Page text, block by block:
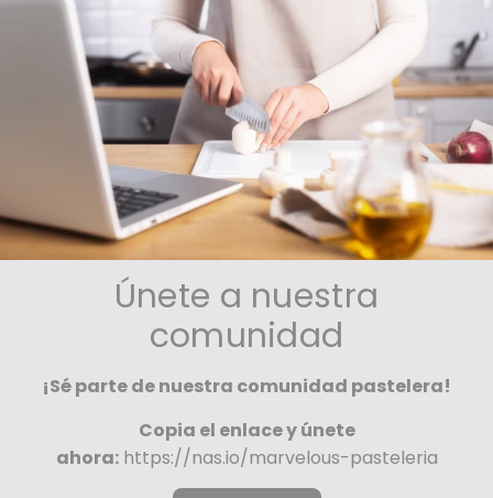
Únete a nuestra
comunidad
¡Sé parte de nuestra comunidad pastelera!
Copia el enlace y únete
ahora: https://nas.io/marvelous-pasteleria